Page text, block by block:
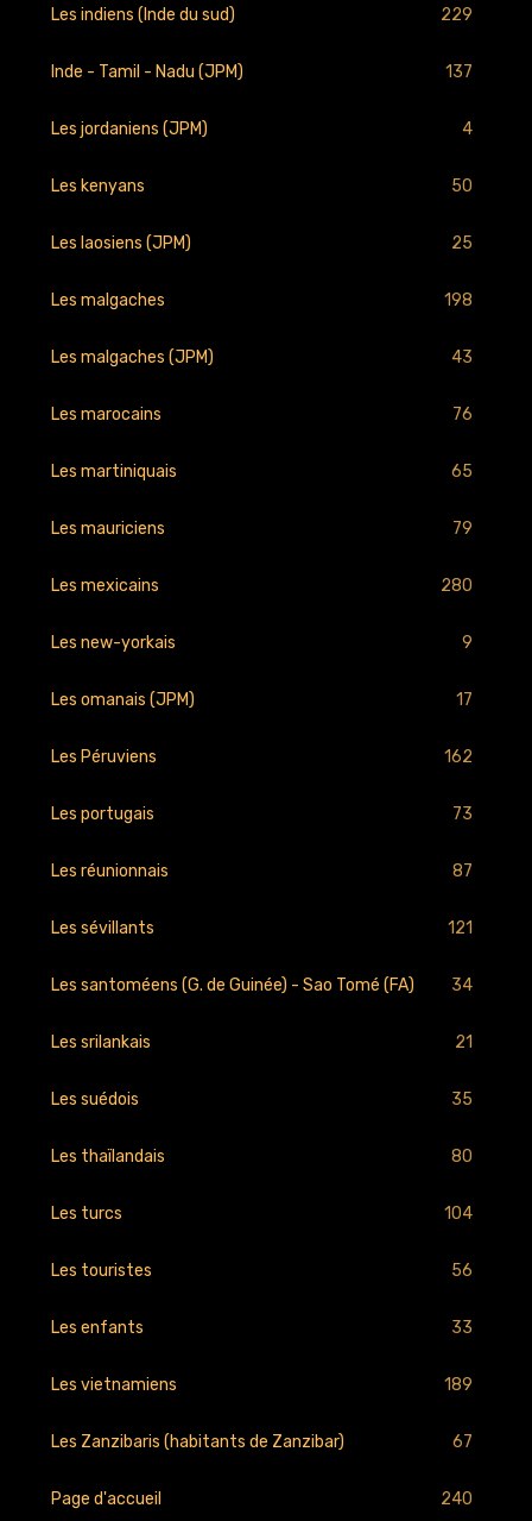
Les indiens (Inde du sud) 229
Inde - Tamil - Nadu (JPM) 137
Les jordaniens (JPM) 4
Les kenyans 50
Les laosiens (JPM) 25
Les malgaches 198
Les malgaches (JPM) 43
Les marocains 76
Les martiniquais 65
Les mauriciens 79
Les mexicains 280
Les new-yorkais 9
Les omanais (JPM) 17
Les Péruviens 162
Les portugais 73
Les réunionnais 87
Les sévillants 121
Les santoméens (G. de Guinée) - Sao Tomé (FA) 34
Les srilankais 21
Les suédois 35
Les thaïlandais 80
Les turcs 104
Les touristes 56
Les enfants 33
Les vietnamiens 189
Les Zanzibaris (habitants de Zanzibar) 67
Page d'accueil 240